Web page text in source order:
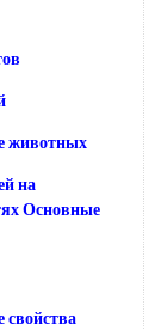
животных
на
Основные
свойства